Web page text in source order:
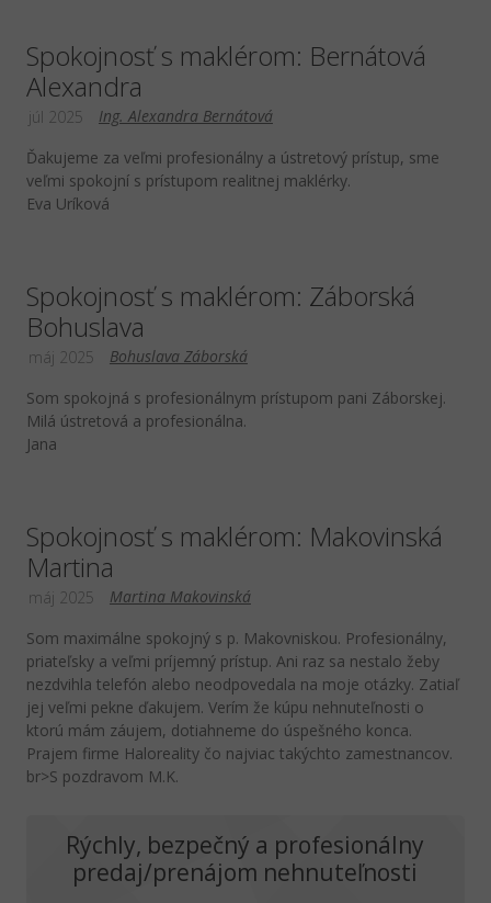
Spokojnosť s maklérom: Bernátová
Alexandra
Ing. Alexandra Bernátová
júl 2025
Ďakujeme za veľmi profesionálny a ústretový prístup, sme
veľmi spokojní s prístupom realitnej maklérky.
Eva Uríková
Spokojnosť s maklérom: Záborská
Bohuslava
Bohuslava Záborská
máj 2025
Som spokojná s profesionálnym prístupom pani Záborskej.
Milá ústretová a profesionálna.
Jana
Spokojnosť s maklérom: Makovinská
Martina
Martina Makovinská
máj 2025
Som maximálne spokojný s p. Makovniskou. Profesionálny,
priateľsky a veľmi príjemný prístup. Ani raz sa nestalo žeby
nezdvihla telefón alebo neodpovedala na moje otázky. Zatiaľ
jej veľmi pekne ďakujem. Verím že kúpu nehnuteľnosti o
ktorú mám záujem, dotiahneme do úspešného konca.
Prajem firme Haloreality čo najviac takýchto zamestnancov.
br>S pozdravom M.K.
Rýchly, bezpečný a profesionálny
predaj/prenájom nehnuteľnosti